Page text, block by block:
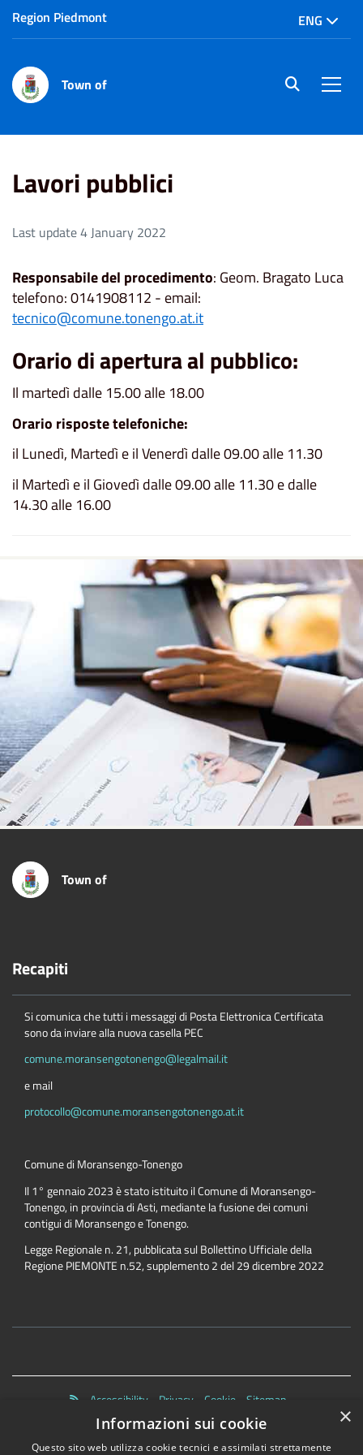
Region Piedmont ENG
Town of site.searc
Lavori pubblici
Last update 4 January 2022
Responsabile del procedimento: Geom. Bragato Luca
telefono: 0141908112 - email:
tecnico@comune.tonengo.at.it
Orario di apertura al pubblico:
Il martedì dalle 15.00 alle 18.00
Orario risposte telefoniche:
il Lunedì, Martedì e il Venerdì dalle 09.00 alle 11.30
il Martedì e il Giovedì dalle 09.00 alle 11.30 e dalle
14.30 alle 16.00
Town of
Recapiti
Si comunica che tutti i messaggi di Posta Elettronica Certificata
sono da inviare alla nuova casella PEC
comune.moransengotonengo@legalmail.it
e mail
protocollo@comune.moransengotonengo.at.it
Comune di Moransengo-Tonengo
Il 1° gennaio 2023 è stato istituito il Comune di Moransengo-
Tonengo, in provincia di Asti, mediante la fusione dei comuni
contigui di Moransengo e Tonengo.
Legge Regionale n. 21, pubblicata sul Bollettino Ufficiale della
Regione PIEMONTE n.52, supplemento 2 del 29 dicembre 2022
Accessibility Privacy Cookie
Sitemap
Dichiarazione di accessibilità
×
Informazioni sui cookie
Questo sito web utilizza cookie tecnici e assimilati strettamente